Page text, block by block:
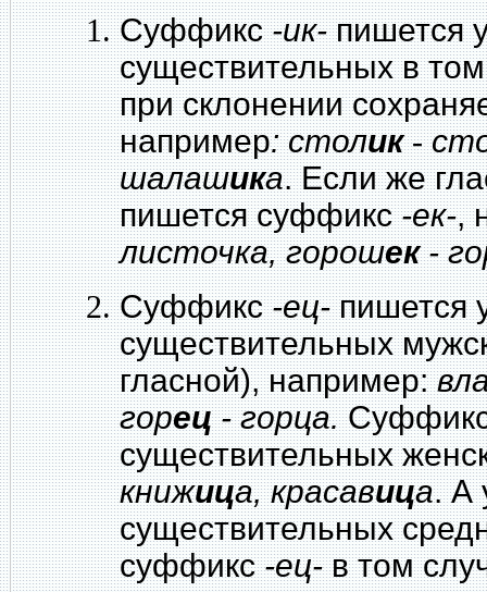
Суффикс-ик-пишется
существительных в
при склонении
например: столик-
шалашика. Если же
пишется суффикс-ек-,
листочка, горошек-
Суффикс-ец-пишется
существительных
гласной), например:
горец- горца.
существительных
книжица, красавица. А
существительных
суффикс-ец-в том